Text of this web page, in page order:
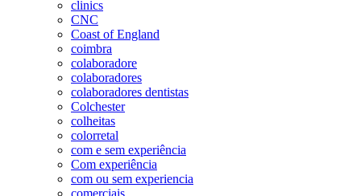
clinics
CNC
Coast of England
coimbra
colaboradore
colaboradores
colaboradores dentistas
Colchester
colheitas
colorretal
com e sem experiência
Com experiência
com ou sem experiencia
comerciais